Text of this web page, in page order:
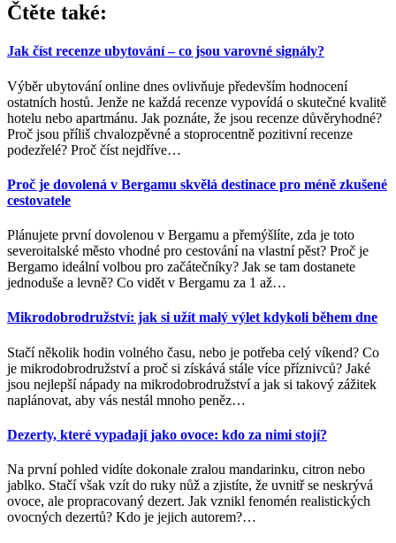
Čtěte také:
Jak číst recenze ubytování – co jsou varovné signály?
Výběr ubytování online dnes ovlivňuje především hodnocení
ostatních hostů. Jenže ne každá recenze vypovídá o skutečné kvalitě
hotelu nebo apartmánu. Jak poznáte, že jsou recenze důvěryhodné?
Proč jsou příliš chvalozpěvné a stoprocentně pozitivní recenze
podezřelé? Proč číst nejdříve…
Proč je dovolená v Bergamu skvělá destinace pro méně zkušené
cestovatele
Plánujete první dovolenou v Bergamu a přemýšlíte, zda je toto
severoitalské město vhodné pro cestování na vlastní pěst? Proč je
Bergamo ideální volbou pro začátečníky? Jak se tam dostanete
jednoduše a levně? Co vidět v Bergamu za 1 až…
Mikrodobrodružství: jak si užít malý výlet kdykoli během dne
Stačí několik hodin volného času, nebo je potřeba celý víkend? Co
je mikrodobrodružství a proč si získává stále více příznivců? Jaké
jsou nejlepší nápady na mikrodobrodružství a jak si takový zážitek
naplánovat, aby vás nestál mnoho peněz…
Dezerty, které vypadají jako ovoce: kdo za nimi stojí?
Na první pohled vidíte dokonale zralou mandarinku, citron nebo
jablko. Stačí však vzít do ruky nůž a zjistíte, že uvnitř se neskrývá
ovoce, ale propracovaný dezert. Jak vznikl fenomén realistických
ovocných dezertů? Kdo je jejich autorem?…